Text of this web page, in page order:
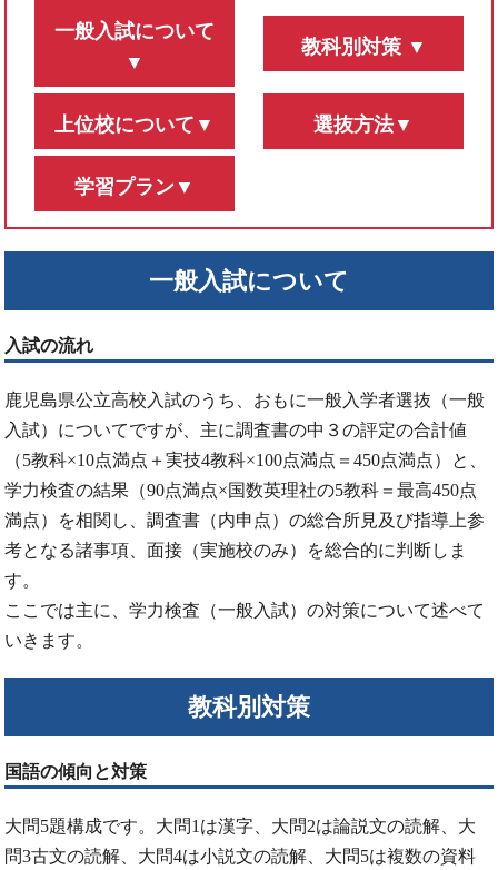
一般入試について
▼
教科別対策 ▼
上位校について▼ 選抜方法▼
学習プラン▼
一般入試について
入試の流れ
鹿児島県公立高校入試のうち、おもに一般入学者選抜（一般
入試）についてですが、主に調査書の中３の評定の合計値
（5教科×10点満点＋実技4教科×100点満点＝450点満点）と、
学力検査の結果（90点満点×国数英理社の5教科＝最高450点
満点）を相関し、調査書（内申点）の総合所見及び指導上参
考となる諸事項、面接（実施校のみ）を総合的に判断しま
す。
ここでは主に、学力検査（一般入試）の対策について述べて
いきます。
教科別対策
国語の傾向と対策
大問5題構成です。大問1は漢字、大問2は論説文の読解、大
問3古文の読解、大問4は小説文の読解、大問5は複数の資料